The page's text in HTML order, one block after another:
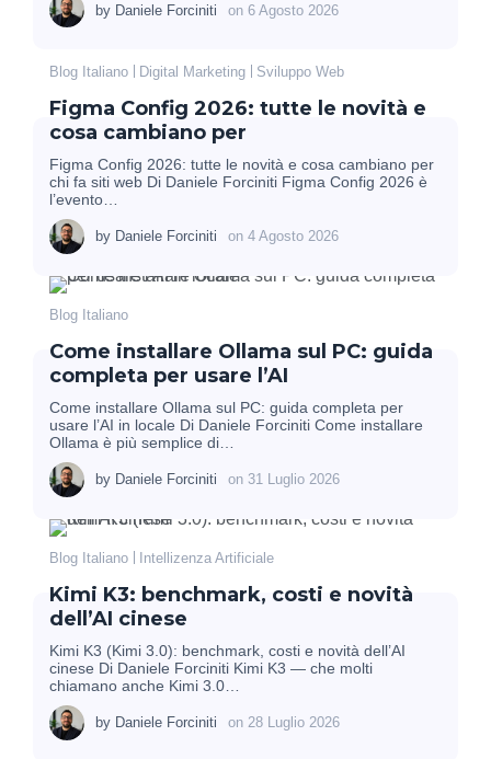
by Daniele Forciniti on 6 Agosto 2026
Blog Italiano Digital Marketing Sviluppo Web
Figma Config 2026: tutte le novità e
cosa cambiano per
Figma Config 2026: tutte le novità e cosa cambiano per
chi fa siti web Di Daniele Forciniti Figma Config 2026 è
l’evento…
by Daniele Forciniti on 4 Agosto 2026
Blog Italiano
Come installare Ollama sul PC: guida
completa per usare l’AI
Come installare Ollama sul PC: guida completa per
usare l’AI in locale Di Daniele Forciniti Come installare
Ollama è più semplice di…
by Daniele Forciniti on 31 Luglio 2026
Blog Italiano Intellizenza Artificiale
Kimi K3: benchmark, costi e novità
dell’AI cinese
Kimi K3 (Kimi 3.0): benchmark, costi e novità dell’AI
cinese Di Daniele Forciniti Kimi K3 — che molti
chiamano anche Kimi 3.0…
by Daniele Forciniti on 28 Luglio 2026